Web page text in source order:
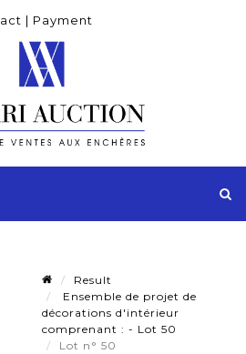
| Payment
Result
Ensemble de projet de
décorations d'intérieur
comprenant : - Lot 50
Lot n° 50